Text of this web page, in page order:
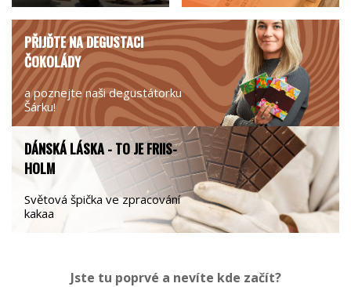
PŘIJĎTE NA DEGUSTACI
ČOKOLÁDY
a poznejte naši degustátorku
Šárku!
DÁNSKÁ LÁSKA - TO JE FRIIS-
HOLM
Světová špička ve zpracování
kakaa
Jste tu poprvé a nevíte kde začít?